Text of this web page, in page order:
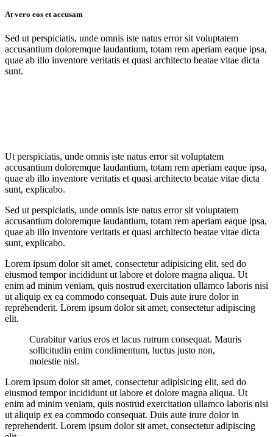
At vero eos et accusam
Sed ut perspiciatis, unde omnis iste natus error sit voluptatem
accusantium doloremque laudantium, totam rem aperiam eaque ipsa,
quae ab illo inventore veritatis et quasi architecto beatae vitae dicta
sunt.
Ut perspiciatis, unde omnis iste natus error sit voluptatem
accusantium doloremque laudantium, totam rem aperiam eaque ipsa,
quae ab illo inventore veritatis et quasi architecto beatae vitae dicta
sunt, explicabo.
Sed ut perspiciatis, unde omnis iste natus error sit voluptatem
accusantium doloremque laudantium, totam rem aperiam eaque ipsa,
quae ab illo inventore veritatis et quasi architecto beatae vitae dicta
sunt, explicabo.
Lorem ipsum dolor sit amet, consectetur adipisicing elit, sed do
eiusmod tempor incididunt ut labore et dolore magna aliqua. Ut
enim ad minim veniam, quis nostrud exercitation ullamco laboris nisi
ut aliquip ex ea commodo consequat. Duis aute irure dolor in
reprehenderit. Lorem ipsum dolor sit amet, consectetur adipiscing
elit.
Curabitur varius eros et lacus rutrum consequat. Mauris
sollicitudin enim condimentum, luctus justo non,
molestie nisl.
Lorem ipsum dolor sit amet, consectetur adipisicing elit, sed do
eiusmod tempor incididunt ut labore et dolore magna aliqua. Ut
enim ad minim veniam, quis nostrud exercitation ullamco laboris nisi
ut aliquip ex ea commodo consequat. Duis aute irure dolor in
reprehenderit. Lorem ipsum dolor sit amet, consectetur adipiscing